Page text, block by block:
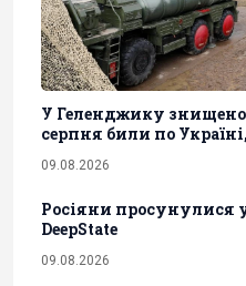
У Геленджику знищено
серпня били по
09.08.2026
Росіяни просунулися
DeepState
09.08.2026